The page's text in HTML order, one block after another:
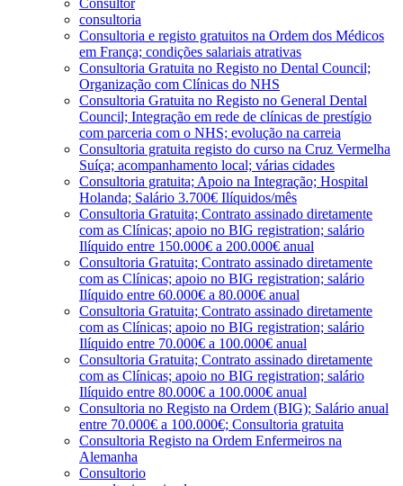
consultoria
Consultoria e registo gratuitos na Ordem dos Médicos
em França; condições salariais atrativas
Consultoria Gratuita no Registo no Dental Council;
Organização com Clínicas do NHS
Consultoria Gratuita no Registo no General Dental
Council; Integração em rede de clínicas de prestígio
com parceria com o NHS; evolução na carreia
Consultoria gratuita registo do curso na Cruz Vermelha
Suíça; acompanhamento local; várias cidades
Consultoria gratuita; Apoio na Integração; Hospital
Holanda; Salário 3.700€ Ilíquidos/mês
Consultoria Gratuita; Contrato assinado diretamente
com as Clínicas; apoio no BIG registration; salário
Ilíquido entre 150.000€ a 200.000€ anual
Consultoria Gratuita; Contrato assinado diretamente
com as Clínicas; apoio no BIG registration; salário
Ilíquido entre 60.000€ a 80.000€ anual
Consultoria Gratuita; Contrato assinado diretamente
com as Clínicas; apoio no BIG registration; salário
Ilíquido entre 70.000€ a 100.000€ anual
Consultoria Gratuita; Contrato assinado diretamente
com as Clínicas; apoio no BIG registration; salário
Ilíquido entre 80.000€ a 100.000€ anual
Consultoria no Registo na Ordem (BIG); Salário anual
entre 70.000€ a 100.000€; Consultoria gratuita
Consultoria Registo na Ordem Enfermeiros na
Alemanha
Consultorio